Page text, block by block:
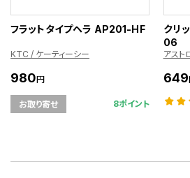
フラットタイプヘラ AP201-HF
KTC / ケーティーシー
980円
お取り寄せ 8ポイント
クリ
06
アスト
649